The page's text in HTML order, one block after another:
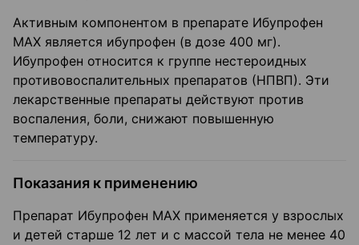
Активным компонентом в препарате Ибупрофен
МАХ является ибупрофен (в дозе 400 мг).
Ибупрофен относится к группе нестероидных
противовоспалительных препаратов (НПВП). Эти
лекарственные препараты действуют против
воспаления, боли, снижают повышенную
температуру.
Показания к применению
Препарат Ибупрофен МАХ применяется у взрослых
и детей старше 12 лет и с массой тела не менее 40